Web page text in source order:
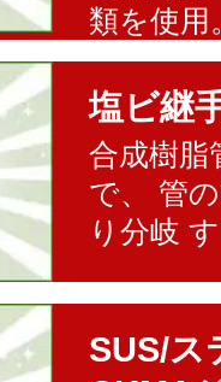
類を使用
塩ビ継
合成樹脂
で、 管
り分岐
SUS/ス